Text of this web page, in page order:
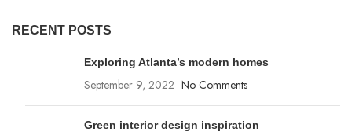
RECENT POSTS
Exploring Atlanta’s modern homes
September 9, 2022 No Comments
Green interior design inspiration